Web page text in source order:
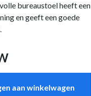
bureaustoel heeft een
en geeft een goede
aan winkelwagen